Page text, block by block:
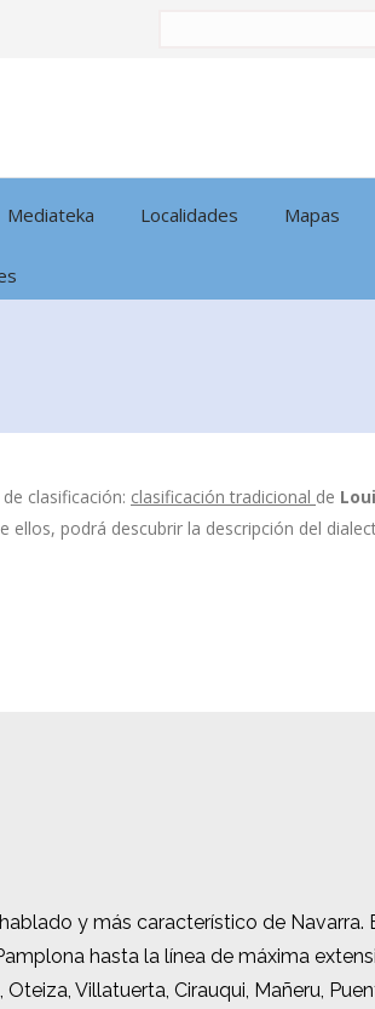
Mediateka Localidades Mapas
clasificación: clasificación tradicional de
ellos, podrá descubrir la descripción del
y más característico de
hasta la línea de máxima
Villatuerta, Cirauqui, Mañeru,
y más característico de
hasta la línea de máxima
Villatuerta, Cirauqui, Mañeru,